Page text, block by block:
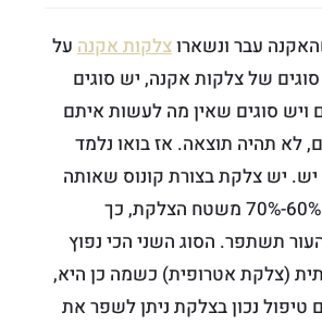
עבר ונשארוצלקות אקנה על
של צלקות אקנה, יש סוגים
ויש סוגים שאין מה לעשות איתם
לא תהיה תוצאה. אז בואו נלמד
יש. יש צלקת בצורת קונוס שאותה
ניתן להעלים בין 60%-70% משטח הצלקת, כך
תשתפר. הסוג השני הכי נפוץ
(צלקת אטרופית) כשמה כן היא,
טיפול נכון בצלקת ניתן לשפר את